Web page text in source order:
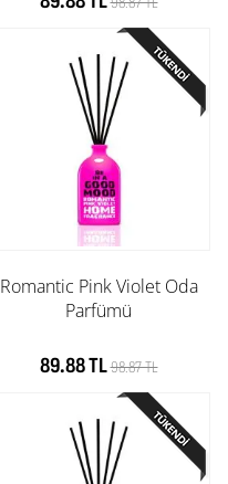
Romantic Pink Violet Oda
Parfümü
89.88 TL98.87 TL